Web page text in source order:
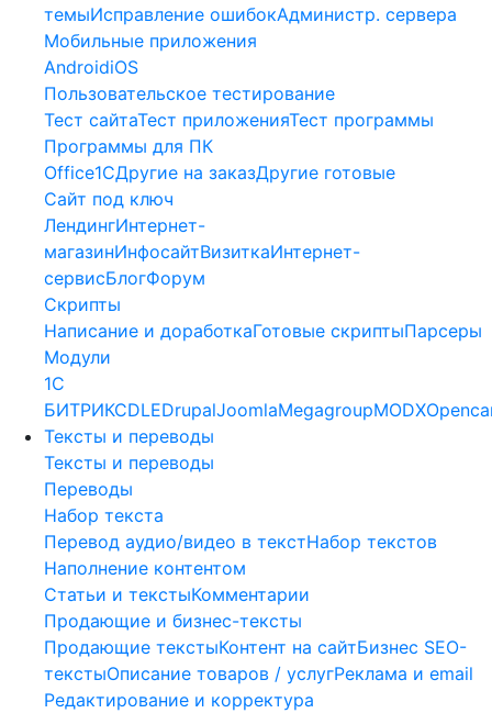
темыИсправление ошибокАдминистр. сервера
Мобильные приложения
AndroidiOS
Пользовательское тестирование
Тест сайтаТест приложенияТест программы
Программы для ПК
Office1СДругие на заказДругие готовые
Сайт под ключ
ЛендингИнтернет-
магазинИнфосайтВизиткаИнтернет-
сервисБлогФорум
Скрипты
Написание и доработкаГотовые скриптыПарсеры
Модули
1C
БИТРИКСDLEDrupalJoomlaMegagroupMODX
Тексты и переводы
Тексты и переводы
Переводы
Набор текста
Перевод аудио/видео в текстНабор текстов
Наполнение контентом
Статьи и текстыКомментарии
Продающие и бизнес-тексты
Продающие текстыКонтент на сайтБизнес SEO-
текстыОписание товаров / услугРеклама и email
Редактирование и корректура